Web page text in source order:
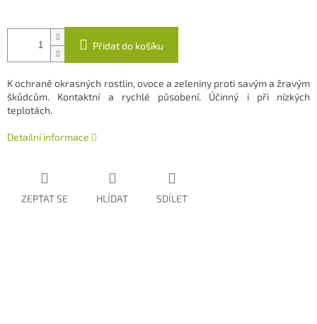
Přidat do košíku
K ochraně okrasných rostlin, ovoce a zeleniny proti savým a žravým
škůdcům. Kontaktní a rychlé působení. Účinný i při nízkých
teplotách.
Detailní informace
ZEPTAT SE HLÍDAT SDÍLET